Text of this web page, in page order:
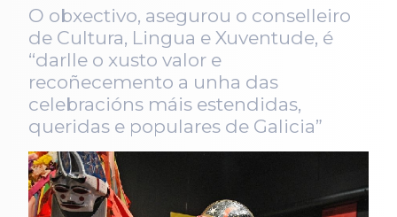
O obxectivo, asegurou o conselleiro
de Cultura, Lingua e Xuventude, é
“darlle o xusto valor e
recoñecemento a unha das
celebracións máis estendidas,
queridas e populares de Galicia”